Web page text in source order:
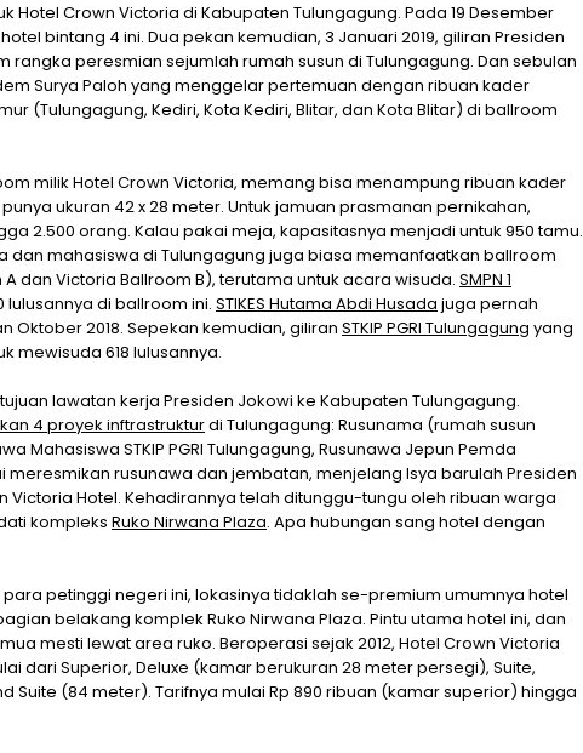
Hotel Crown Victoria di Kabupaten Tulungagung. Pada 19 Desember
bintang 4 ini. Dua pekan kemudian, 3 Januari 2019, giliran Presiden
peresmian sejumlah rumah susun di Tulungagung. Dan sebulan
Surya Paloh yang menggelar pertemuan dengan ribuan kader
(Tulungagung, Kediri, Kota Kediri, Blitar, dan Kota Blitar) di ballroom
milik Hotel Crown Victoria, memang bisa menampung ribuan kader
ukuran 42 x 28 meter. Untuk jamuan prasmanan pernikahan,
2.500 orang. Kalau pakai meja, kapasitasnya menjadi untuk 950 tamu.
dan mahasiswa di Tulungagung juga biasa memanfaatkan ballroom
dan Victoria Ballroom B), terutama untuk acara wisuda. SMPN 1
lulusannya di ballroom ini. STIKES Hutama Abdi Husada juga pernah
2018. Sepekan kemudian, giliran STKIP PGRI Tulungagung yang
mewisuda 618 lulusannya.
tujuan lawatan kerja Presiden Jokowi ke Kabupaten Tulungagung.
4 proyek inftrastrukturdi Tulungagung: Rusunama (rumah susun
Mahasiswa STKIP PGRI Tulungagung, Rusunawa Jepun Pemda
meresmikan rusunawa dan jembatan, menjelang Isya barulah Presiden
Victoria Hotel. Kehadirannya telah ditunggu-tungu oleh ribuan warga
kompleks Ruko Nirwana Plaza. Apa hubungan sang hotel dengan
petinggi negeri ini, lokasinya tidaklah se-premium umumnya hotel
belakang komplek Ruko Nirwana Plaza. Pintu utama hotel ini, dan
mesti lewat area ruko. Beroperasi sejak 2012, Hotel Crown Victoria
dari Superior, Deluxe (kamar berukuran 28 meter persegi), Suite,
Suite (84 meter). Tarifnya mulai Rp 890 ribuan (kamar superior) hingga